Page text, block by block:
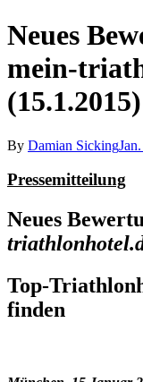
Neues
mein-
(15.1.2015)
By Damian Sicking
Pressemitteilung
Neues
Top-
finden